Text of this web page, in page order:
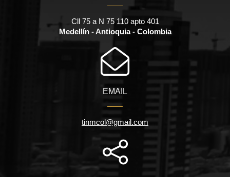
Cll 75 a N 75 110 apto 401
Medellín - Antioquia - Colombia
EMAIL
tinmcol@gmail.com